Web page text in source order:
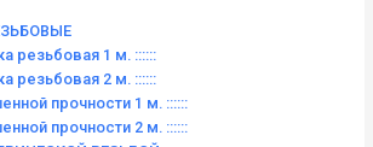
резьбовая 1 м. ::::::
резьбовая 2 м. ::::::
прочности 1 м. ::::::
прочности 2 м. ::::::